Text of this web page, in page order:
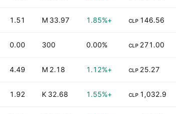
146.56
CLP
+1.85%
33.97 M
1.51
271.00
CLP
0.00%
300
0.00
25.27
CLP
+1.12%
2.18 M
4.49
1,032.9
CLP
+1.55%
32.68 K
1.92